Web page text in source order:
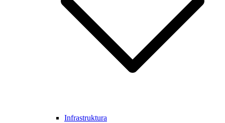
Infrastruktura